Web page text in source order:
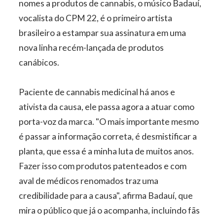
nomes a produtos de cannabis, o músico Badauí,
vocalista do CPM 22, é o primeiro artista
brasileiro a estampar sua assinatura em uma
nova linha recém-lançada de produtos
canábicos.
Paciente de cannabis medicinal há anos e
ativista da causa, ele passa agora a atuar como
porta-voz da marca. "O mais importante mesmo
é passar a informação correta, é desmistificar a
planta, que essa é a minha luta de muitos anos.
Fazer isso com produtos patenteados e com
aval de médicos renomados traz uma
credibilidade para a causa", afirma Badauí, que
mira o público que já o acompanha, incluindo fãs